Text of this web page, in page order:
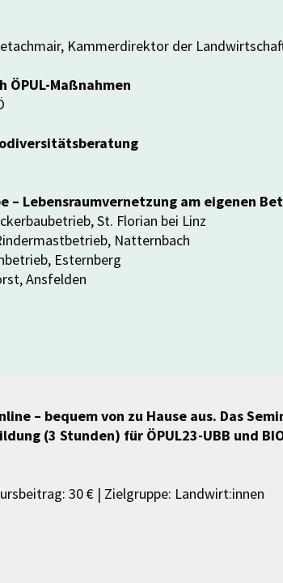
Kammerdirektor der
Maßnahmen
– Lebensraumvernetzung am eigenen
St. Florian bei Linz
Natternbach
Esternberg
Ansfelden
– bequem von zu Hause aus. Das
(3 Stunden) für ÖPUL23-UBB und
30 € | Zielgruppe: Landwirt:innen